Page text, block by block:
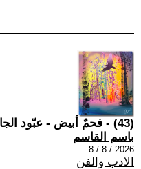
(43) - فحمٌ أبيض - عبّود الجابريّ وامتيازُ المُفارقَة
باسم القاسم
2026 / 8 / 8
الادب والفن